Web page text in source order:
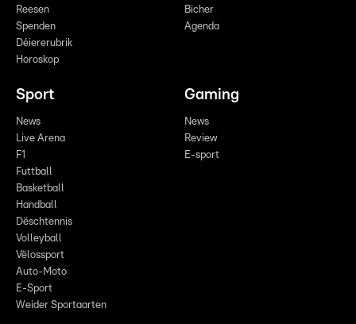
Reesen
Spenden
Déiererubrik
Horoskop
Bicher
Agenda
Sport
News
Live Arena
F1
Futtball
Basketball
Handball
Dëschtennis
Volleyball
Vëlossport
Auto-Moto
E-Sport
Weider Sportaarten
Gaming
News
Review
E-sport